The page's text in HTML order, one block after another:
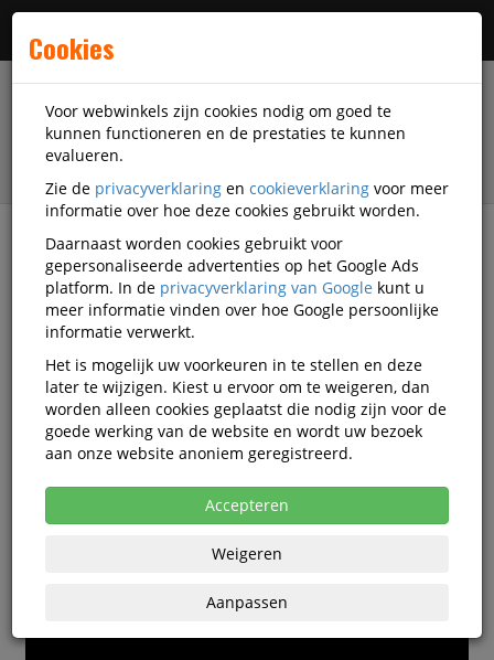
Alle categorieën
Collegeblokken Video's
Alle video's
Cookies
Voor webwinkels zijn cookies nodig om goed te
kunnen functioneren en de prestaties te kunnen
evalueren.
Zie de privacyverklaring en cookieverklaring voor meer
informatie over hoe deze cookies gebruikt worden.
Daarnaast worden cookies gebruikt voor
gepersonaliseerde advertenties op het Google Ads
platform. In de privacyverklaring van Google kunt u
meer informatie vinden over hoe Google persoonlijke
informatie verwerkt.
Het is mogelijk uw voorkeuren in te stellen en deze
later te wijzigen. Kiest u ervoor om te weigeren, dan
worden alleen cookies geplaatst die nodig zijn voor de
goede werking van de website en wordt uw bezoek
aan onze website anoniem geregistreerd.
Accepteren
Weigeren
Aanpassen